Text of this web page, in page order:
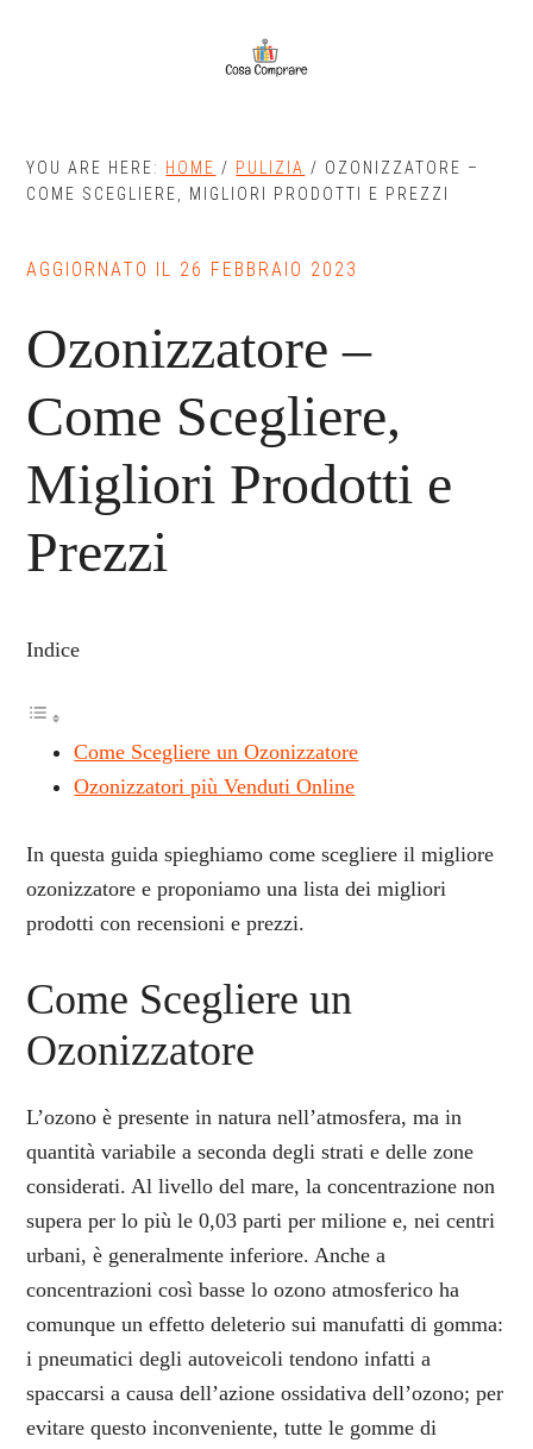
YOU ARE HERE: HOME / PULIZIA / OZONIZZATORE –
COME SCEGLIERE, MIGLIORI PRODOTTI E PREZZI
AGGIORNATO IL 26 FEBBRAIO 2023
Ozonizzatore –
Come Scegliere,
Migliori Prodotti e
Prezzi
Indice
Come Scegliere un Ozonizzatore
Ozonizzatori più Venduti Online
In questa guida spieghiamo come scegliere il migliore
ozonizzatore e proponiamo una lista dei migliori
prodotti con recensioni e prezzi.
Come Scegliere un
Ozonizzatore
L’ozono è presente in natura nell’atmosfera, ma in
quantità variabile a seconda degli strati e delle zone
considerati. Al livello del mare, la concentrazione non
supera per lo più le 0,03 parti per milione e, nei centri
urbani, è generalmente inferiore. Anche a
concentrazioni così basse lo ozono atmosferico ha
comunque un effetto deleterio sui manufatti di gomma:
i pneumatici degli autoveicoli tendono infatti a
spaccarsi a causa dell’azione ossidativa dell’ozono; per
evitare questo inconveniente, tutte le gomme di